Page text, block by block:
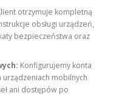
otrzymuje kompletną
obsługi urządzeń,
bezpieczeństwa oraz
Konfigurujemy konta
mobilnych
ani dostępów po